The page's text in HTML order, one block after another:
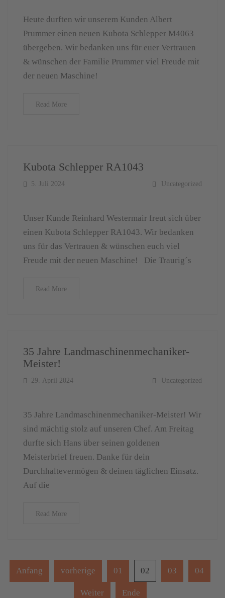
Heute durften wir unserem Kunden Albert
Prummer einen neuen Kubota Schlepper M4063
übergeben. Wir bedanken uns für euer Vertrauen
& wünschen der Familie Prummer viel Freude mit
der neuen Maschine!
Read More
Kubota Schlepper RA1043
5. Juli 2024 Uncategorized
Unser Kunde Reinhard Westermair freut sich über
einen Kubota Schlepper RA1043. Wir bedanken
uns für das Vertrauen & wünschen euch viel
Freude mit der neuen Maschine! Die Traurig´s
Read More
35 Jahre Landmaschinenmechaniker-
Meister!
29. April 2024 Uncategorized
35 Jahre Landmaschinenmechaniker-Meister! Wir
sind mächtig stolz auf unseren Chef. Am Freitag
durfte sich Hans über seinen goldenen
Meisterbrief freuen. Danke für dein
Durchhaltevermögen & deinen täglichen Einsatz.
Auf die
Read More
Anfang vorherige 01 02 03 04
Weiter Ende